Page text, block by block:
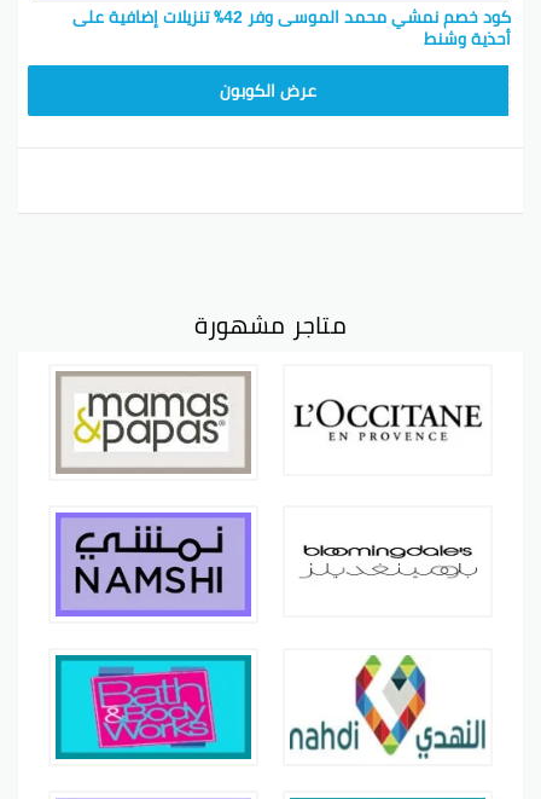
كود خصم نمشي محمد الموسى وفر 42٪ تنزيلات إضافية على
أحذية وشنط
عرض الكوبون
متاجر مشهورة